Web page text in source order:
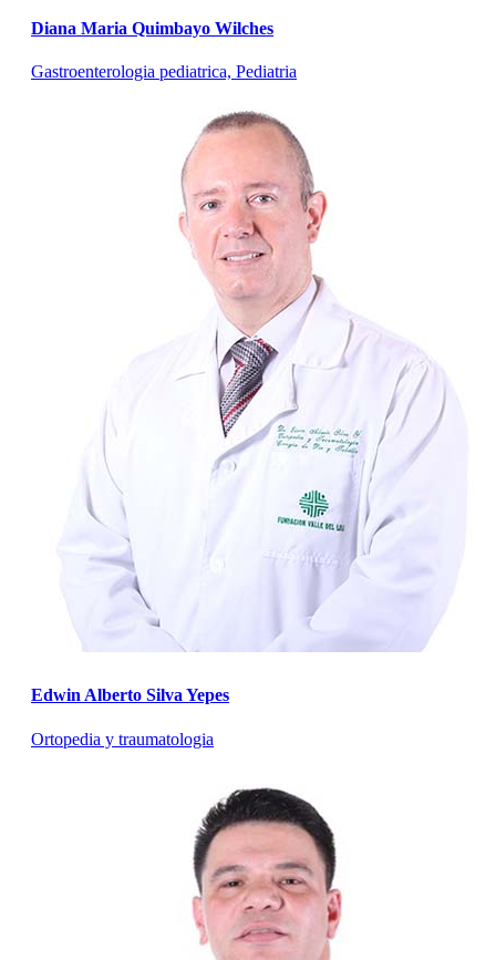
Diana Maria Quimbayo Wilches
Gastroenterologia pediatrica, Pediatria
Edwin Alberto Silva Yepes
Ortopedia y traumatologia